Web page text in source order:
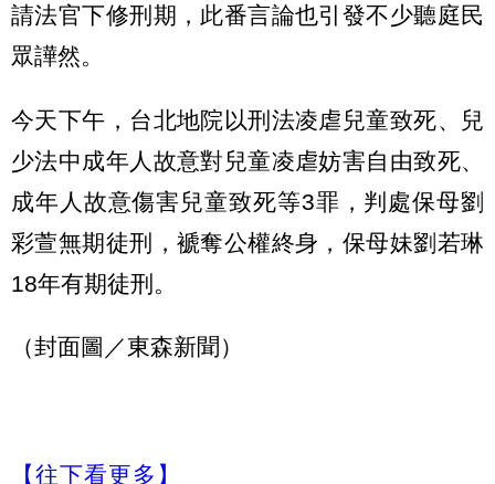
請法官下修刑期，此番言論也引發不少聽庭民
眾譁然。
今天下午，台北地院以刑法凌虐兒童致死、兒
少法中成年人故意對兒童凌虐妨害自由致死、
成年人故意傷害兒童致死等3罪，判處保母劉
彩萱無期徒刑，褫奪公權終身，保母妹劉若琳
18年有期徒刑。
（封面圖／東森新聞）
【往下看更多】